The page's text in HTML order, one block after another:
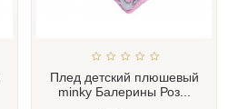
Плед детский плюшевый
minky Балерины Роз...